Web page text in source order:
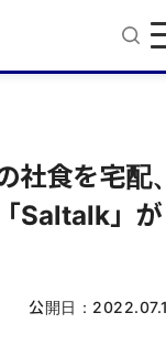
社食を宅配
Saltalk」が
公開日：